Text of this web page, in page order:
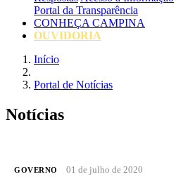
Portal da Transparência
CONHEÇA CAMPINA
OUVIDORIA
Início
Portal de Notícias
Notícias
GOVERNO 01 de julho de 2020